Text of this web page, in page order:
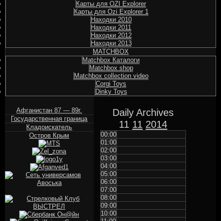
Карты для OZI Explorer
Карты для Ozi Explorer 1
Находки 2010
Находки 2011
Находки 2012
Находки 2013
MATCHBOX
Matchbox Каталоги
Matchbox shop
Matchbox collection video
Corgi Toys
Dinky Toys
Daily Archives
11 11 2014
00:00
01:00
02:00
03:00
04:00
05:00
06:00
07:00
08:00
09:00
10:00
Афганистан 87 — 89г.
Государственная граница
Кладоискатель
Остров Крым